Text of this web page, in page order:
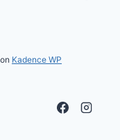
Kadence WP